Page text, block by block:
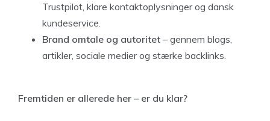
Trustpilot, klare kontaktoplysninger og dansk
kundeservice.
Brand omtale og autoritet – gennem blogs,
artikler, sociale medier og stærke backlinks.
Fremtiden er allerede her – er du klar?